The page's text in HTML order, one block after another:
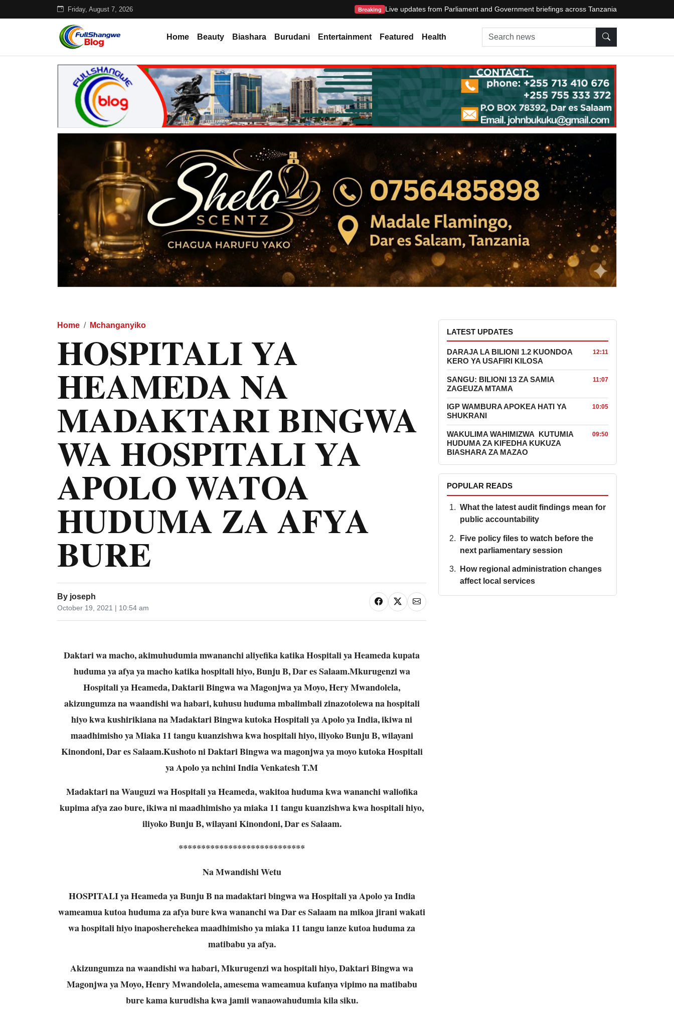
Friday, August 7, 2026 Breaking Live updates from Parliament and Government briefings across Tanzania
Home Beauty Biashara Burudani Entertainment Featured Health Search news
Home Mchanganyiko
HOSPITALI YA
HEAMEDA NA
MADAKTARI BINGWA
WA HOSPITALI YA
APOLO WATOA
HUDUMA ZA AFYA
BURE
By joseph
October 19, 2021 | 10:54 am
Daktari wa macho, akimuhudumia mwananchi aliyefika katika Hospitali ya Heameda kupata
huduma ya afya ya macho katika hospitali hiyo, Bunju B, Dar es Salaam.Mkurugenzi wa
Hospitali ya Heameda, Daktarii Bingwa wa Magonjwa ya Moyo, Hery Mwandolela,
akizungumza na waandishi wa habari, kuhusu huduma mbalimbali zinazotolewa na hospitali
hiyo kwa kushirikiana na Madaktari Bingwa kutoka Hospitali ya Apolo ya India, ikiwa ni
maadhimisho ya Miaka 11 tangu kuanzishwa kwa hospitali hiyo, iliyoko Bunju B, wilayani
Kinondoni, Dar es Salaam.Kushoto ni Daktari Bingwa wa magonjwa ya moyo kutoka Hospitali
ya Apolo ya nchini India Venkatesh T.M
Madaktari na Wauguzi wa Hospitali ya Heameda, wakitoa huduma kwa wananchi waliofika
kupima afya zao bure, ikiwa ni maadhimisho ya miaka 11 tangu kuanzishwa kwa hospitali hiyo,
iliyoko Bunju B, wilayani Kinondoni, Dar es Salaam.
****************************
Na Mwandishi Wetu
HOSPITALI ya Heameda ya Bunju B na madaktari bingwa wa Hospitali ya Apolo ya India
wameamua kutoa huduma za afya bure kwa wananchi wa Dar es Salaam na mikoa jirani wakati
wa hospitali hiyo inaposherehekea maadhimisho ya miaka 11 tangu ianze kutoa huduma za
matibabu ya afya.
Akizungumza na waandishi wa habari, Mkurugenzi wa hospitali hiyo, Daktari Bingwa wa
Magonjwa ya Moyo, Henry Mwandolela, amesema wameamua kufanya vipimo na matibabu
bure kama kurudisha kwa jamii wanaowahudumia kila siku.
LATEST UPDATES
DARAJA LA BILIONI 1.2 KUONDOA
KERO YA USAFIRI KILOSA
12:11
SANGU: BILIONI 13 ZA SAMIA
ZAGEUZA MTAMA
11:07
IGP WAMBURA APOKEA HATI YA
SHUKRANI
10:05
WAKULIMA WAHIMIZWA KUTUMIA
HUDUMA ZA KIFEDHA KUKUZA
BIASHARA ZA MAZAO
09:50
POPULAR READS
What the latest audit findings mean for
public accountability
Five policy files to watch before the
next parliamentary session
How regional administration changes
affect local services